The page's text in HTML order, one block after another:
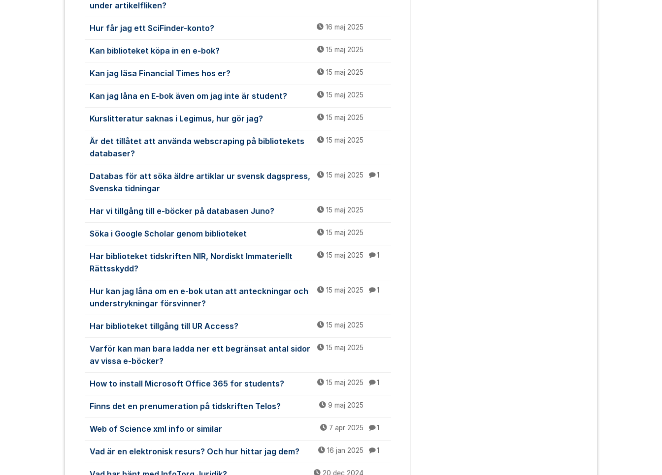
under artikelfliken?
Hur får jag ett SciFinder-konto? 16 maj 2025
Kan biblioteket köpa in en e-bok? 15 maj 2025
Kan jag läsa Financial Times hos er? 15 maj 2025
Kan jag låna en E-bok även om jag inte är student? 15 maj 2025
Kurslitteratur saknas i Legimus, hur gör jag? 15 maj 2025
Är det tillåtet att använda webscraping på bibliotekets
databaser?
15 maj 2025
Databas för att söka äldre artiklar ur svensk dagspress,
Svenska tidningar
15 maj 2025 1
Har vi tillgång till e-böcker på databasen Juno? 15 maj 2025
Söka i Google Scholar genom biblioteket 15 maj 2025
Har biblioteket tidskriften NIR, Nordiskt Immateriellt
Rättsskydd?
15 maj 2025 1
Hur kan jag låna om en e-bok utan att anteckningar och
understrykningar försvinner?
15 maj 2025 1
Har biblioteket tillgång till UR Access? 15 maj 2025
Varför kan man bara ladda ner ett begränsat antal sidor
av vissa e-böcker?
15 maj 2025
How to install Microsoft Office 365 for students? 15 maj 2025 1
Finns det en prenumeration på tidskriften Telos? 9 maj 2025
Web of Science xml info or similar 7 apr 2025 1
Vad är en elektronisk resurs? Och hur hittar jag dem? 16 jan 2025 1
20 dec 2024